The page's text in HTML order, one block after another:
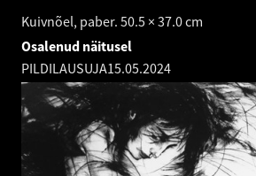
Kuivnõel, paber. 50.5 × 37.0 cm
Osalenud näitusel
PILDILAUSUJA15.05.2024